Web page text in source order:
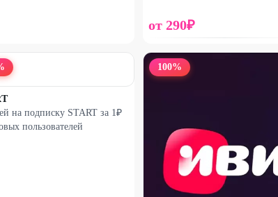
от 290₽
на подписку START за 1₽
пользователей
100%